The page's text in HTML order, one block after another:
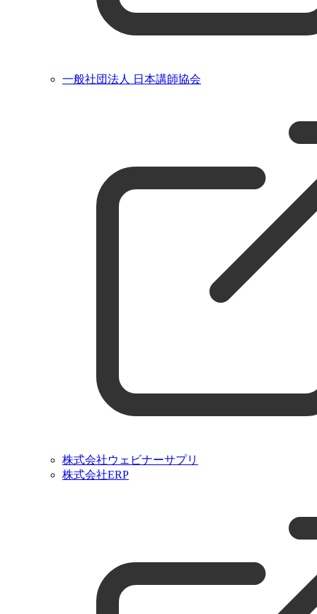
一般社団法人 日本講師協会
株式会社ウェビナーサプリ
株式会社ERP